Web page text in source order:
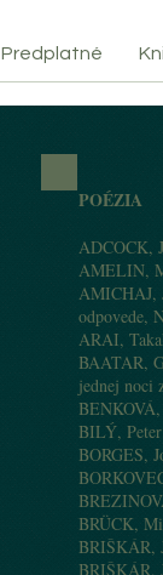
POÉZIA
ADCOCK,
AMELIN,
AMICHAJ,
odpovede,
ARAI,
BAATAR,
jednej noci
BILÝ,
BORGES,
BRÜCK,
BRIŠKÁR,
BRIŠKÁR,
Predplatné